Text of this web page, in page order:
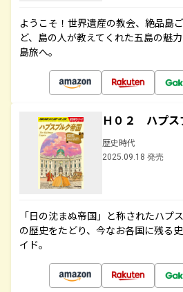
ようこそ！世界遺産の教会、絶品島
ど、島の人が教えてくれた五島の魅
島旅へ。
Ｈ０２ ハプス
歴史時代
2025.09.18 発売
「日の沈まぬ帝国」と称されたハプ
の歴史をたどり、今なお各国に残る
イド。